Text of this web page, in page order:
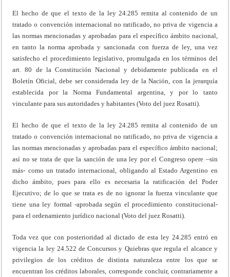
El hecho de que el texto de la ley 24.285 remita al contenido de un
tratado o convención internacional no ratificado, no priva de vigencia a
las normas mencionadas y aprobadas para el específico ámbito nacional,
en tanto la norma aprobada y sancionada con fuerza de ley, una vez
satisfecho el procedimiento legislativo, promulgada en los términos del
art. 80 de la Constitución Nacional y debidamente publicada en el
Boletín Oficial, debe ser considerada ley de la Nación, con la jerarquía
establecida por la Norma Fundamental argentina, y por lo tanto
vinculante para sus autoridades y habitantes (Voto del juez Rosatti).
El hecho de que el texto de la ley 24.285 remita al contenido de un
tratado o convención internacional no ratificado, no priva de vigencia a
las normas mencionadas y aprobadas para el específico ámbito nacional;
así no se trata de que la sanción de una ley por el Congreso opere –sin
más- como un tratado internacional, obligando al Estado Argentino en
dicho ámbito, pues para ello es necesaria la ratificación del Poder
Ejecutivo; de lo que se trata es de no ignorar la fuerza vinculante que
tiene una ley formal -aprobada según el procedimiento constitucional-
para el ordenamiento jurídico nacional (Voto del juez Rosatti).
Toda vez que con posterioridad al dictado de esta ley 24.285 entró en
vigencia la ley 24.522 de Concursos y Quiebras que regula el alcance y
privilegios de los créditos de distinta naturaleza entre los que se
encuentran los créditos laborales, corresponde concluir, contrariamente a